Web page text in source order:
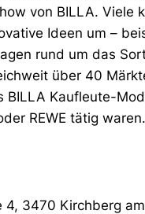
von BILLA. Viele
Ideen um –
rund um das
über 40
Kaufleute-
REWE tätig waren.
4, 3470 Kirchberg